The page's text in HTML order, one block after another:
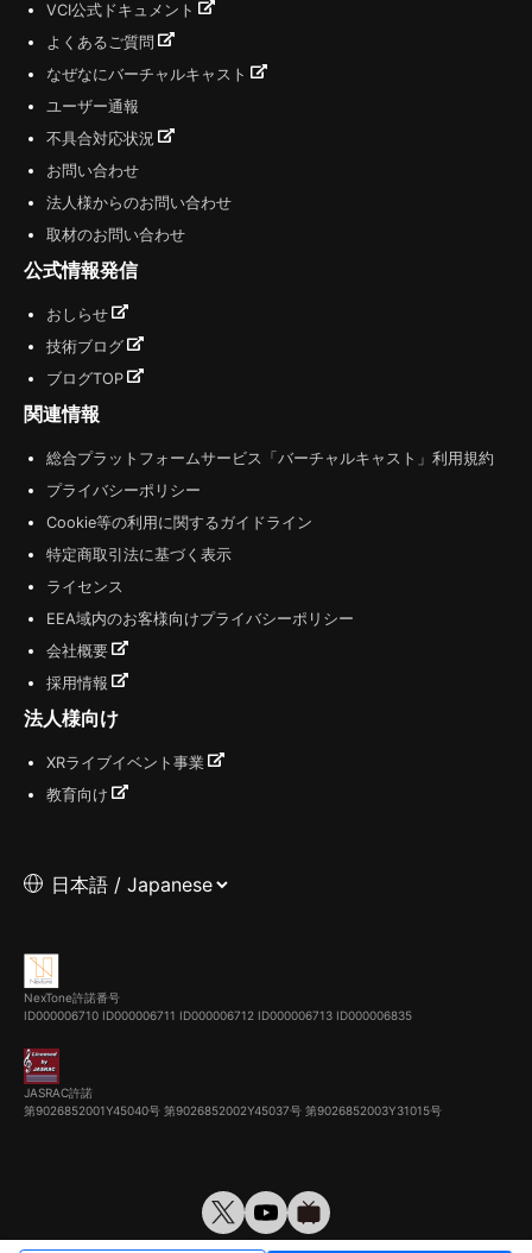
VCI公式ドキュメント
よくあるご質問
なぜなにバーチャルキャスト
ユーザー通報
不具合対応状況
お問い合わせ
法人様からのお問い合わせ
取材のお問い合わせ
公式情報発信
おしらせ
技術ブログ
ブログTOP
関連情報
総合プラットフォームサービス「バーチャルキャスト」利用規約
プライバシーポリシー
Cookie等の利用に関するガイドライン
特定商取引法に基づく表示
ライセンス
EEA域内のお客様向けプライバシーポリシー
会社概要
採用情報
法人様向け
XRライブイベント事業
教育向け
NexTone許諾番号
ID000006710 ID000006711 ID000006712 ID000006713 ID000006835
JASRAC許諾
第9026852001Y45040号 第9026852002Y45037号 第9026852003Y31015号